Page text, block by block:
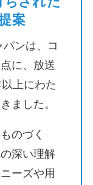
案
ンは、コ
に、放送
上にわた
ました。
のづく
深い理解
ーズや用